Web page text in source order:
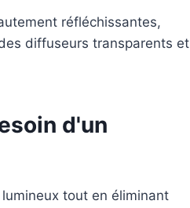
réfléchissantes,
diffuseurs transparents et
d'un
tout en éliminant